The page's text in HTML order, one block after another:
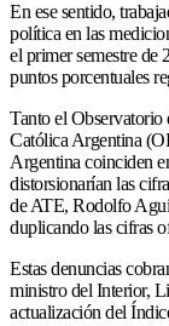
En ese sentido,
política en las
el primer semestre de
puntos porcentuales
Tanto el Observatorio
Católica Argentina
Argentina coinciden
distorsionarían las
de ATE, Rodolfo
duplicando las cifras
Estas denuncias
ministro del Interior,
actualización del